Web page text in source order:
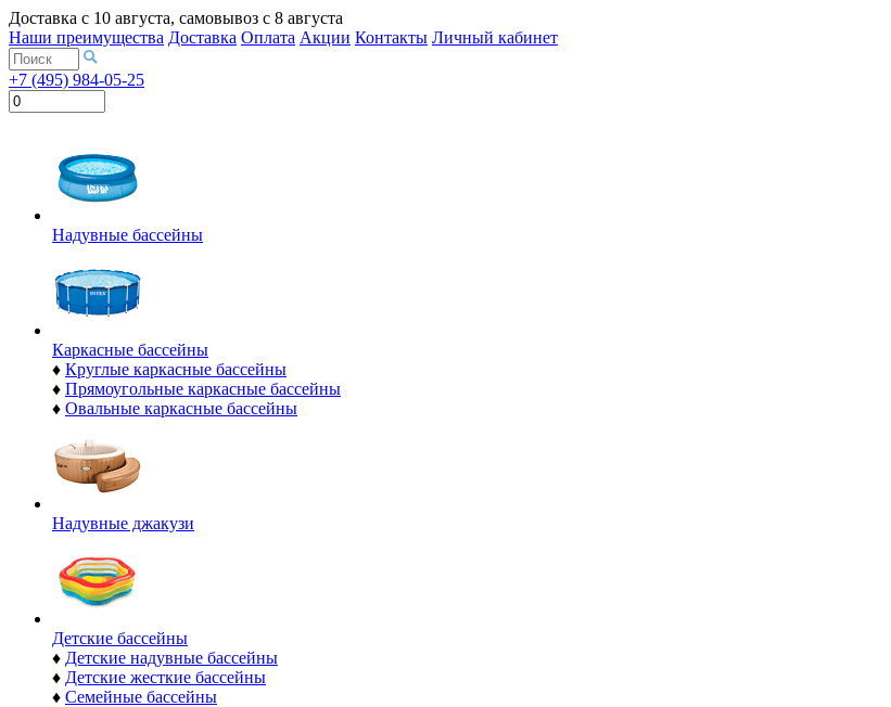
Доставка с 10 августа, самовывоз с 8 августа
Наши преимущества Доставка Оплата Акции Контакты Личный кабинет
+7 (495) 984-05-25
Надувные бассейны
Каркасные бассейны
♦ Круглые каркасные бассейны
♦ Прямоугольные каркасные бассейны
♦ Овальные каркасные бассейны
Надувные джакузи
Детские бассейны
♦ Детские надувные бассейны
♦ Детские жесткие бассейны
♦ Семейные бассейны